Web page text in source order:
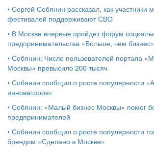
• Сергей Собянин рассказал, как участники
фестивалей поддерживают СВО
• В Москве впервые пройдет форум
предпринимательства «Больше, чем бизнес»
• Собянин: Число пользователей портала
Москвы» превысило 200 тысяч
• Собянин сообщил о росте популярности
инноваторов»
• Собянин: «Малый бизнес Москвы» помог
предпринимателей
• Собянин сообщил о росте популярности
брендом «Сделано в Москве»